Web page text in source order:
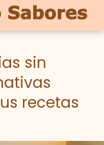
sin
recetas